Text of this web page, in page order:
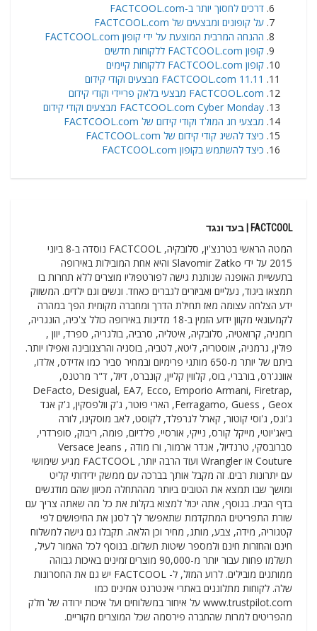
דרכים לחסוך יותר ב-FACTCOOL.com
על קופונים ומבצעים של FACTCOOL.com
ההנחה המרבית המוצעת על ידי קופון FACTCOOL.com
קופון FACTCOOL.com ללקוחות חדשים
קופון FACTCOOL.com ללקוחות קיימים
FACTCOOL.com 11.11 מבצעים וקודי קידום
FACTCOOL.com מבצעי בלאק פריידי וקודי קידום
FACTCOOL.com Cyber Monday מבצעים וקודי קידום
מבצעי חג המולד וקודי קידום של FACTCOOL.com
כיצד להשיג קודי קידום של FACTCOOL.com
כיצד להשתמש בקופון FACTCOOL.com
FACTCOOL | בעד ונגד
המטה הראשי בטרנצ'ין, סלובקיה, FACTCOOL נוסדה ב-8 ביוני
2015 על ידי Slavomir Zatko והיא אחת המובילות באירופה
בתעשיית האופנה שנותנת גישה לפורטפוליו מוצרים ללא תחרות בו
תמצאו ביגוד, נעליים ואביזרים לגברים כאחד. ונשים וגם ילדים. המשווק
ידע הצלחה עצומה מאז תחילת הדרך ומחברה מקומית הפך במהרה
לקמעונאי מקוון ידוע הזמין ב-18 מדינות באירופה כולל צ'כיה, הונגריה,
רומניה, קרואטיה, סלובקיה, איטליה, סרביה, בולגריה, ספרד, יוון ,
פולין, גרמניה, אוסטריה, ליטא, לטביה, בוסניה והרצגובינה ואפילו יותר.
ביתם של יותר מ-650 מותגי פרימיום ובמחיר סביר כמו אדידס, אלדו,
אוונג'רס, בורברי, בוס, קלווין קליין, קונברס, דיזל, ד"ר מרטנס,
DeFacto, Desigual, EA7, Ecco, Emporio Armani, Firetrap,
Ferragamo, Guess , Geox, הארי פוטר, ג'ק וולפסקין, ג'ק אנד
ג'ונס, ג'וסי קוטור, קארל לגרפלד, לקוסט, לאב מוסקינו, לורה
ביאג'יוטי, מייקל קורס, נייקי, אורסיי, פלדיום, פומה, ריבוק, סופרדרי,
סברובסקי, טרנדיול, אנדר ארמור, ורו מודה , Versace Jeans
Couture או Wrangler ועוד הרבה יותר, FACTCOOL מגיע שימושי
עם יתרונות רבים. זה מקבל אותך בברכה עם ממשק ידידותי קליט
ומושך שבו תמצא את הטובים ביותר מההתחלה מכיוון שהם מודגשים
בדף הבית. בנוסף, אתה יכול למצוא בקלות את כל מה שאתה צריך עם
שורת התפריטים המתקדמת שתאפשר לך לסנן את החיפושים לפי
קטגוריה, מידה, צבע, מותג, מחיר וכן הלאה. תקבלו גם גישה למשלוח
חינם והחזרות חינם ולמספר שיטות תשלום. בנוסף לכל האמור לעיל,
תשלמו פחות עבור יותר מ-90,000 מוצרים זמינים באיכות גבוהה
ממותגים מובילים. לרוע המזל, ל- FACTCOOL יש גם את החסרונות
שלה. לקוחות מתלוננים באתרי אינטרנט אמינים כמו
www.trustpilot.com על איחור במשלוחים ועל איכות ירודה של חלק
מהפריטים למרות שהחברה פירסמה שכל המוצרים מקוריים.